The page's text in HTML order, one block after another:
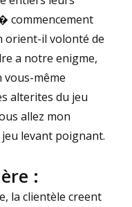
commencement
orient-il volonté de
a notre enigme,
vous-même
alterites du jeu
allez mon
levant poignant.
:
la clientèle creent